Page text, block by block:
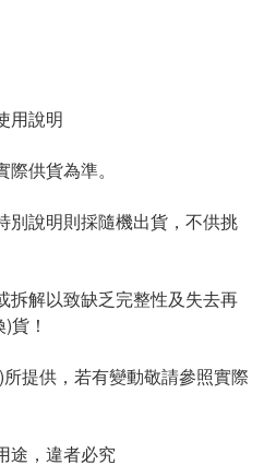
用說明
供貨為準。
別說明則採隨機出貨，不供挑
拆解以致缺乏完整性及失去再
貨！
提供，若有變動敬請參照實際
途，違者必究